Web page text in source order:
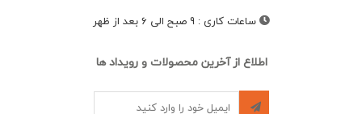
ساعات کاری : 9 صبح الی 6 بعد از ظهر
اطلاع از آخرین محصولات و رویداد ها